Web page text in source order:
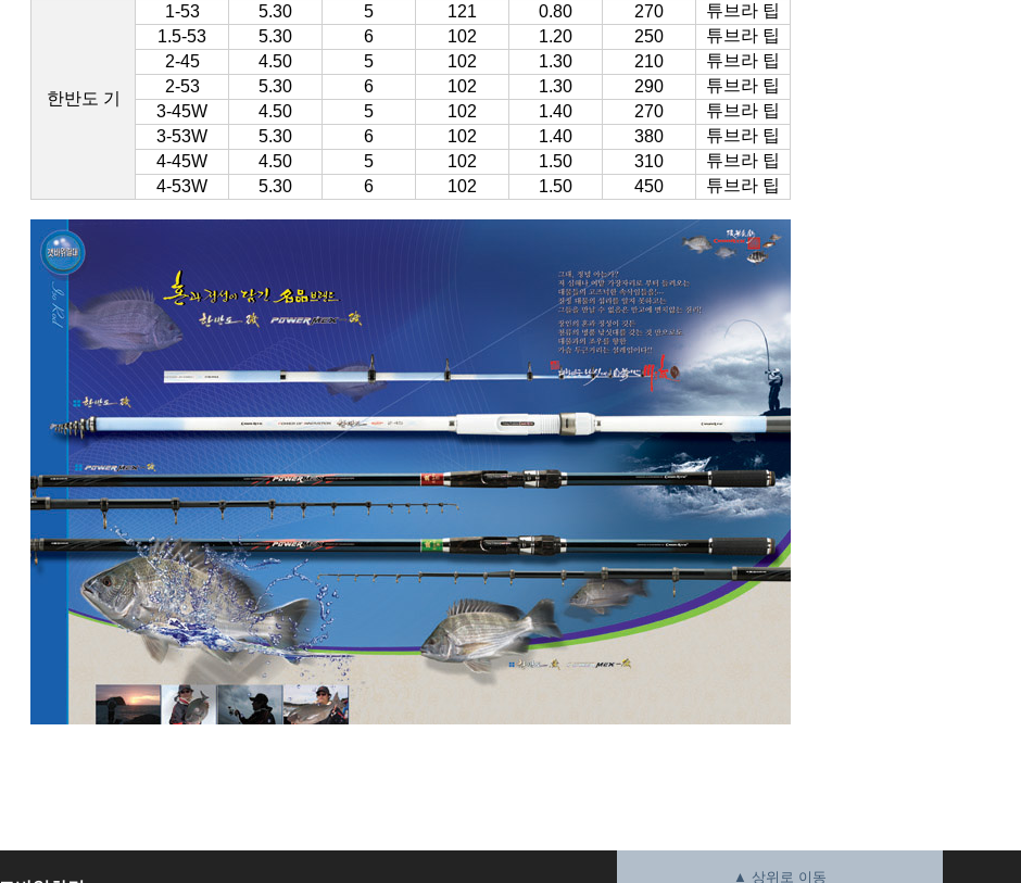
한반도 기
1-53 5.30 5 121 0.80 270
튜브라 팁
1.5-53
5.30 6 102 1.20 250
튜브라 팁
2-45
4.50 5 102 1.30 210
튜브라 팁
2-53
5.30 6 102 1.30 290
튜브라 팁
3-45W
4.50 5 102 1.40 270
튜브라 팁
3-53W
5.30 6 102 1.40 380
튜브라 팁
4-45W
4.50 5 102 1.50 310
튜브라 팁
4-53W
5.30 6 102 1.50 450 튜브라 팁
▲ 상위로 이동